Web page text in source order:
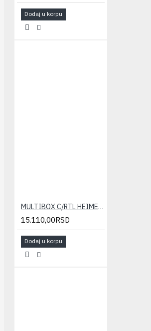
Dodaj u korpu
MULTIBOX C/RTL HEIMEIER
15.110,00RSD
Dodaj u korpu